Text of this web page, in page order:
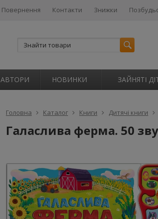
Повернення Контакти Знижки
АВТОРИ НОВИНКИ ЗАЙНЯТІ
Головна Каталог Книги Дитячі книги
Галаслива ферма. 50